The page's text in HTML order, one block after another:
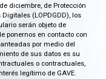
diciembre, de Protección
(LOPDGDD), los
serán objeto de
ponernos en contacto con
por medio del
de sus datos es su
o contractuales,
legítimo de GAVE.